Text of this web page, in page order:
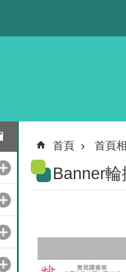
首頁 首頁
Banner輪